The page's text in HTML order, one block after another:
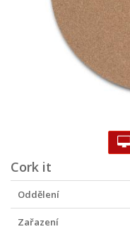
Cork it
Oddělení
Zařazení